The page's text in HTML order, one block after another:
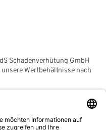
Schadenverhütung GmbH
Wertbehältnisse nach